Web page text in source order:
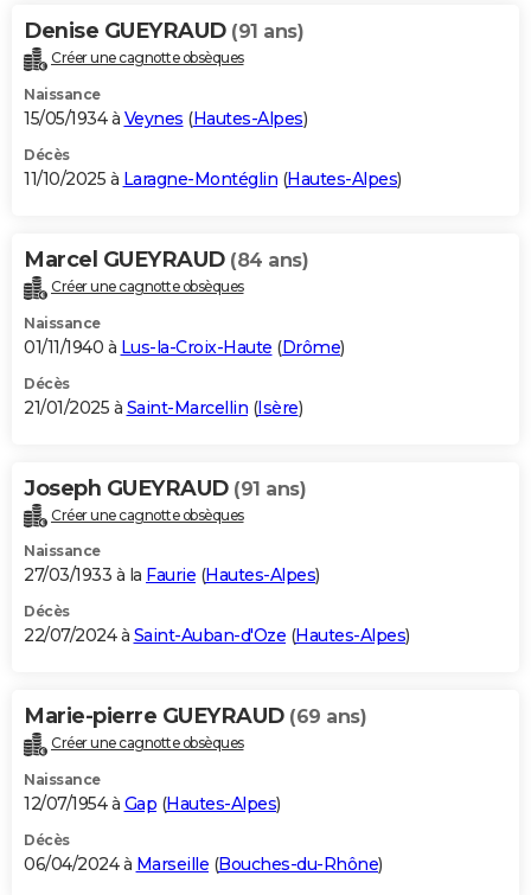
Bricolage
Lifestyle
Culture
Sport
Auto
Television
Voyage
Cinema
Denise GUEYRAUD (91 ans)
Créer une cagnotte obsèques
Naissance
15/05/1934 à Veynes (Hautes-Alpes)
Décès
11/10/2025 à Laragne-Montéglin (Hautes-Alpes)
Marcel GUEYRAUD (84 ans)
Créer une cagnotte obsèques
Naissance
01/11/1940 à Lus-la-Croix-Haute (Drôme)
Décès
21/01/2025 à Saint-Marcellin (Isère)
Joseph GUEYRAUD (91 ans)
Créer une cagnotte obsèques
Naissance
27/03/1933 à la Faurie (Hautes-Alpes)
Décès
22/07/2024 à Saint-Auban-d'Oze (Hautes-Alpes)
Marie-pierre GUEYRAUD (69 ans)
Créer une cagnotte obsèques
Naissance
12/07/1954 à Gap (Hautes-Alpes)
Décès
06/04/2024 à Marseille (Bouches-du-Rhône)